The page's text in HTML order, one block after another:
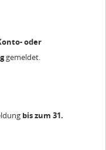
oder
gemeldet.
bis zum 31.